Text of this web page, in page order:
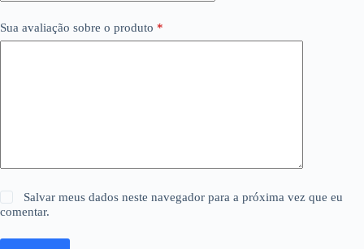
Sua avaliação sobre o produto *
Salvar meus dados neste navegador para a próxima vez que eu
comentar.